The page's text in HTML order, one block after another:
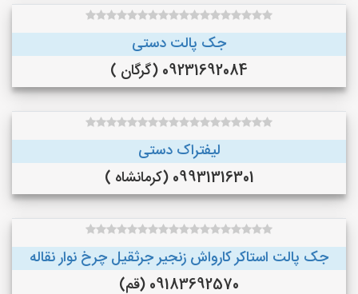
جک پالت دستی
09231692084 (گرگان )
لیفتراک دستی
09931316301 (کرمانشاه )
جک پالت استاکر کارواش زنجیر جرثقیل چرخ نوار نقاله
09183692570 (قم)